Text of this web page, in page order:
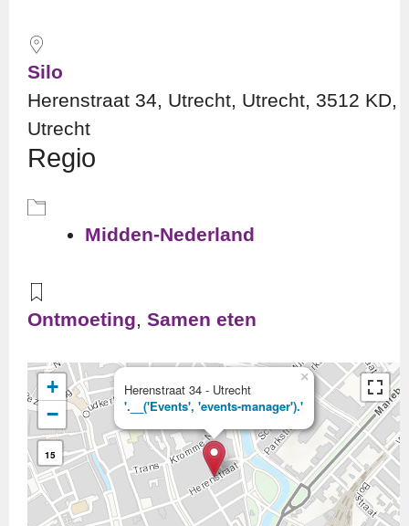
Silo
Herenstraat 34, Utrecht, Utrecht, 3512 KD,
Utrecht
Regio
Midden-Nederland
Ontmoeting, Samen eten
Herenstraat 34 - Utrecht
'.__('Events', 'events-manager').'
×
+
−
15